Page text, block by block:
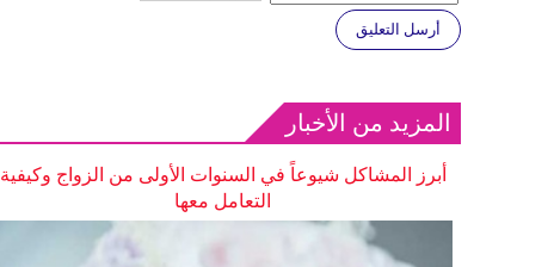
أرسل التعليق
المزيد من الأخبار
أبرز المشاكل شيوعاً في السنوات الأولى من الزواج وكيفية
التعامل معها